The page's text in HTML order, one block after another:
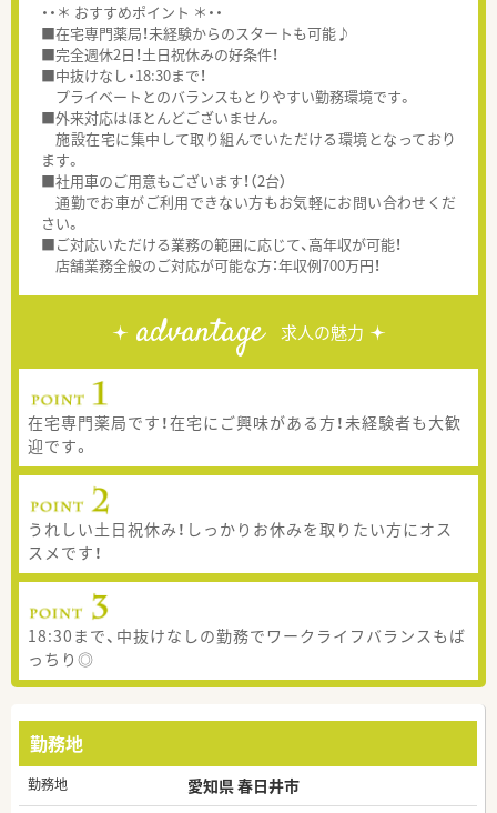
・・＊ おすすめポイント ＊・・
■在宅専門薬局！未経験からのスタートも可能♪
■完全週休2日！土日祝休みの好条件！
■中抜けなし・18:30まで！
プライベートとのバランスもとりやすい勤務環境です。
■外来対応はほとんどございません。
施設在宅に集中して取り組んでいただける環境となっており
ます。
■社用車のご用意もございます！（2台）
通勤でお車がご利用できない方もお気軽にお問い合わせくだ
さい。
■ご対応いただける業務の範囲に応じて、高年収が可能！
店舗業務全般のご対応が可能な方：年収例700万円！
advantage 求人の魅力
在宅専門薬局です！在宅にご興味がある方！未経験者も大歓
迎です。
うれしい土日祝休み！しっかりお休みを取りたい方にオス
スメです！
18:30まで、中抜けなしの勤務でワークライフバランスもば
っちり◎
勤務地
勤務地 愛知県 春日井市